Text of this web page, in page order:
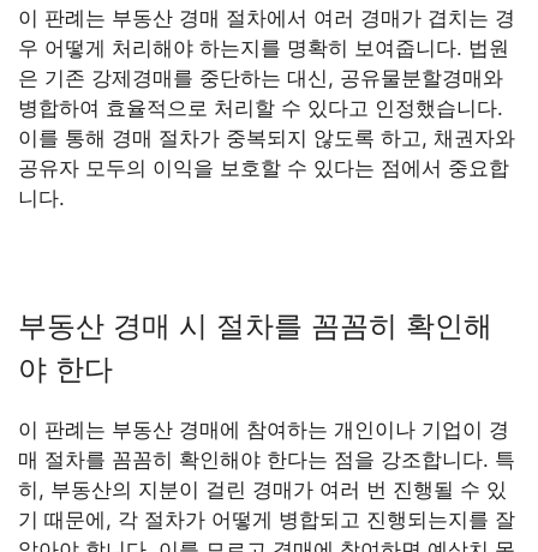
이 판례는 부동산 경매 절차에서 여러 경매가 겹치는 경
우 어떻게 처리해야 하는지를 명확히 보여줍니다. 법원
은 기존 강제경매를 중단하는 대신, 공유물분할경매와
병합하여 효율적으로 처리할 수 있다고 인정했습니다.
이를 통해 경매 절차가 중복되지 않도록 하고, 채권자와
공유자 모두의 이익을 보호할 수 있다는 점에서 중요합
니다.
부동산 경매 시 절차를 꼼꼼히 확인해
야 한다
이 판례는 부동산 경매에 참여하는 개인이나 기업이 경
매 절차를 꼼꼼히 확인해야 한다는 점을 강조합니다. 특
히, 부동산의 지분이 걸린 경매가 여러 번 진행될 수 있
기 때문에, 각 절차가 어떻게 병합되고 진행되는지를 잘